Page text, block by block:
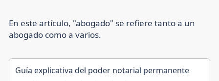
En este artículo, "abogado" se refiere tanto a un
abogado como a varios.
Guía explicativa del poder notarial permanente